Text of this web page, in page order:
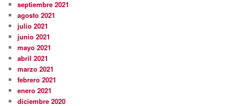
septiembre 2021
agosto 2021
julio 2021
junio 2021
mayo 2021
abril 2021
marzo 2021
febrero 2021
enero 2021
diciembre 2020